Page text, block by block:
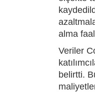
alma
Veriler
belirtti.